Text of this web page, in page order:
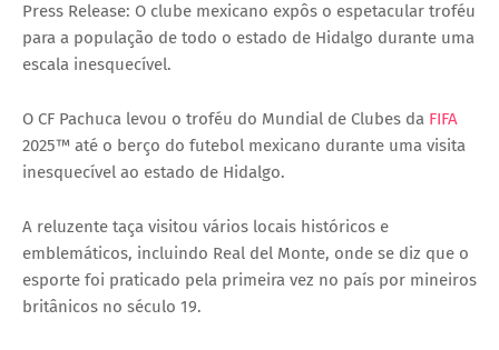
Press Release: O clube mexicano expôs o espetacular troféu
para a população de todo o estado de Hidalgo durante uma
escala inesquecível.
O CF Pachuca levou o troféu do Mundial de Clubes da FIFA
2025™ até o berço do futebol mexicano durante uma visita
inesquecível ao estado de Hidalgo.
A reluzente taça visitou vários locais históricos e
emblemáticos, incluindo Real del Monte, onde se diz que o
esporte foi praticado pela primeira vez no país por mineiros
britânicos no século 19.